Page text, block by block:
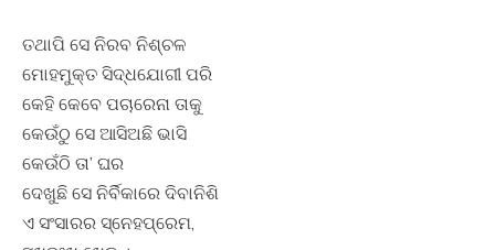
ତଥାପି ସେ ନିରବ ନିଶ୍ଚଳ
ମୋହମୁକ୍ତ ସିଦ୍ଧଯୋଗୀ ପରି
କେହି କେବେ ପଚାରେନା ତାକୁ
କେଉଁଠୁ ସେ ଆସିଅଛି ଭାସି
କେଉଁଠି ତା’ ଘର
ଦେଖୁଛି ସେ ନିର୍ବିକାରେ ଦିବାନିଶି
ଏ ସଂସାରର ସ୍ନେହପ୍ରେମ,